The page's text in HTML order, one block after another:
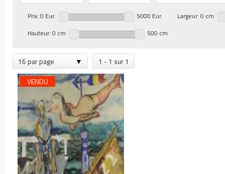
Prix: 0 Eur. 5000 Eur.
Largeur: 0 cm
Hauteur: 0 cm
500 cm
16 par page
1 - 1 sur 1
VENDU